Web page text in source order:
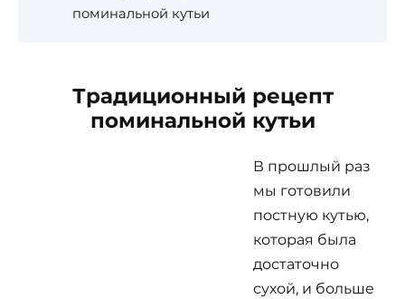
поминальной кутьи
Традиционный рецепт
поминальной кутьи
В прошлый раз
мы готовили
постную кутью,
которая была
достаточно
сухой, и больше